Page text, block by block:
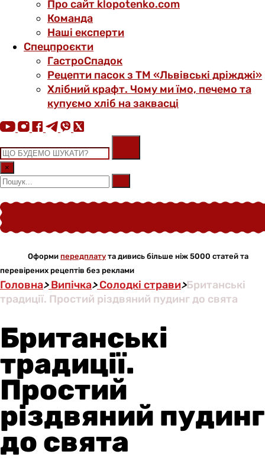
Про сайт klopotenko.com
Команда
Наші експерти
Спецпроєкти
ГастроСпадок
Рецепти пасок з ТМ «Львівські дріжджі»
Хлібний крафт. Чому ми їмо, печемо та
купуємо хліб на заквасці
×
Оформи передплату та дивись більше ніж 5000 статей та
перевірених рецептів без реклами
Головна>Випічка>Солодкі страви>Британські
традиції. Простий різдвяний пудинг до свята
Британські
традиції.
Простий
різдвяний пудинг
до свята